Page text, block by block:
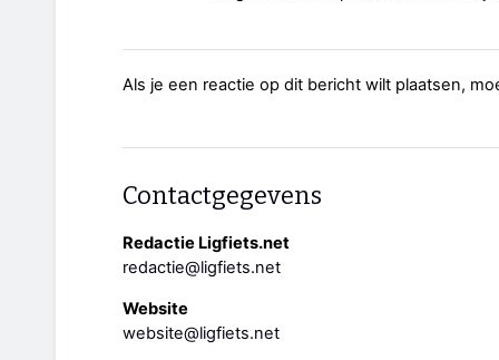
Als je een reactie op dit bericht wilt plaatsen,
Contactgegevens
Redactie Ligfiets.net
redactie@ligfiets.net
Website
website@ligfiets.net